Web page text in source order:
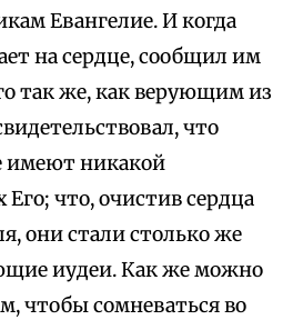
Евангелие. И когда
на сердце, сообщил им
так же, как верующим из
что
имеют никакой
Его; что, очистив сердца
они стали столько же
иудеи. Как же можно
чтобы сомневаться во